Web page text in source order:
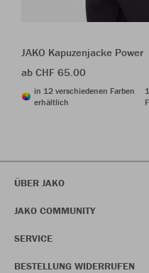
JAKO Kapuzenjacke Power
ab CHF 65.00
in 12 verschiedenen Farben
erhältlich
ÜBER JAKO
JAKO COMMUNITY
SERVICE
BESTELLUNG WIDERRUFEN